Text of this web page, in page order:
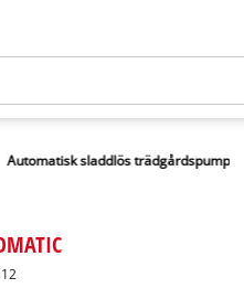
Automatisk sladdlös trädgårdspump